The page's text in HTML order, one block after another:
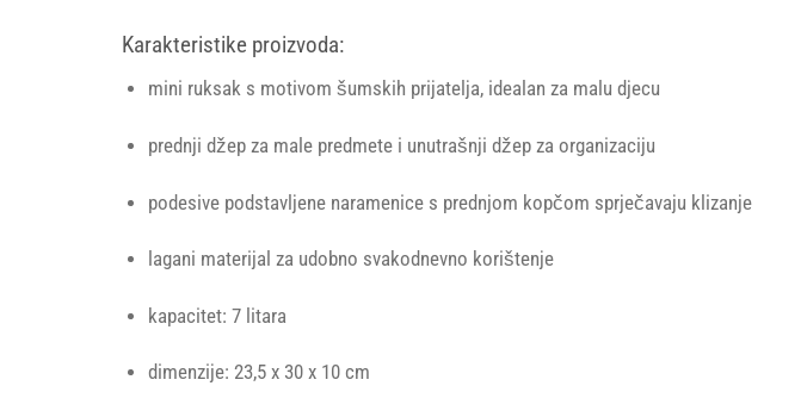
Karakteristike proizvoda:
mini ruksak s motivom šumskih prijatelja, idealan za malu djecu
prednji džep za male predmete i unutrašnji džep za organizaciju
podesive podstavljene naramenice s prednjom kopčom sprječavaju klizanje
lagani materijal za udobno svakodnevno korištenje
kapacitet: 7 litara
dimenzije: 23,5 x 30 x 10 cm